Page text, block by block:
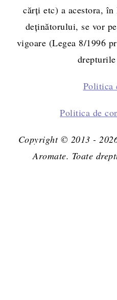
cărți etc) a acestora,
deținătorului, se vor
vigoare (Legea 8/1996
Politica
Politica de
Copyright © 2013 -
Aromate. Toate